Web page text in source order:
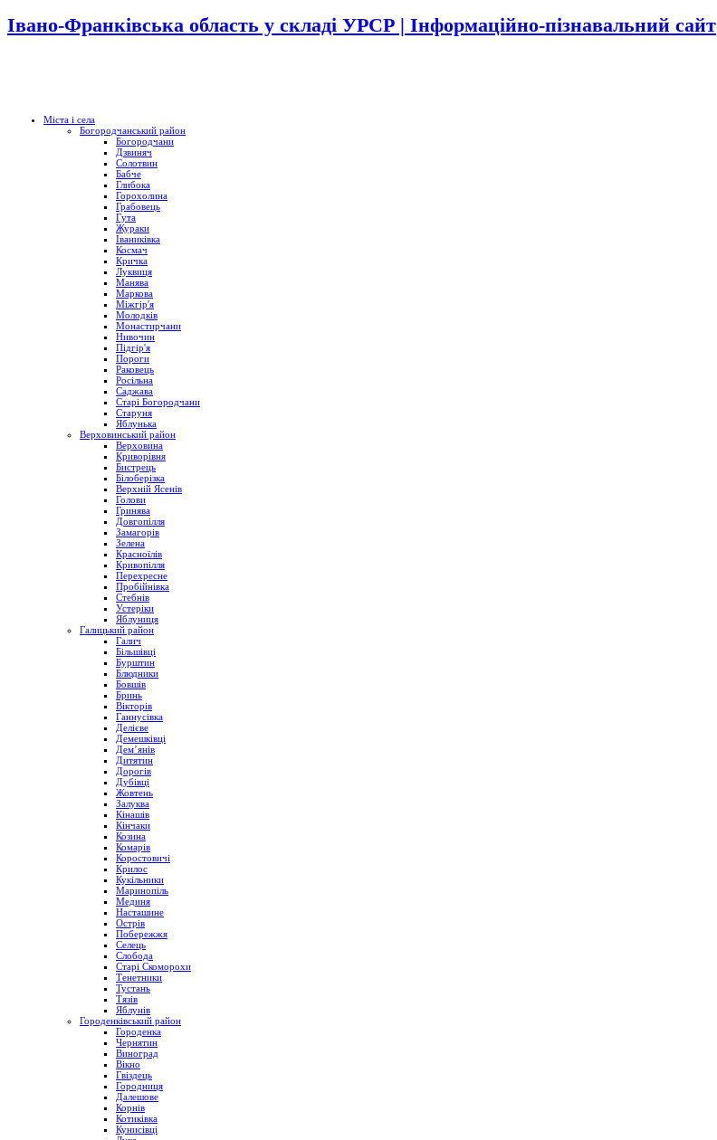
Івано-Франківська область у складі УРСР | Інформаційно-пізнавальний сайт
Міста і села
Богородчанський район
Богородчани
Дзвиняч
Солотвин
Бабче
Глибока
Горохолина
Грабовець
Гута
Жураки
Іваниківка
Космач
Кричка
Луквиця
Манява
Маркова
Міжгір'я
Молодків
Монастирчани
Нивочин
Підгір'я
Пороги
Раковець
Росільна
Саджава
Старі Богородчани
Старуня
Яблунька
Верховинський район
Верховина
Криворівня
Бистрець
Білоберізка
Верхній Ясенів
Голови
Гринява
Довгопілля
Замагорів
Зелена
Красноїлів
Кривопілля
Перехресне
Пробійнівка
Стебнів
Устеріки
Яблуниця
Галицький район
Галич
Більшівці
Бурштин
Блюдники
Бовшів
Бринь
Вікторів
Ганнусівка
Делієве
Демешківці
Дем’янів
Дитятин
Дорогів
Дубівці
Жовтень
Залуква
Кінашів
Кінчаки
Козина
Комарів
Коростовичі
Крилос
Кукільники
Маринопіль
Мединя
Насташине
Острів
Побережжя
Селець
Слобода
Старі Скоморохи
Тенетники
Тустань
Тязів
Яблунів
Городенківський район
Городенка
Чернятин
Виноград
Вікно
Гвіздець
Городниця
Далешове
Корнів
Котиківка
Кунисівці